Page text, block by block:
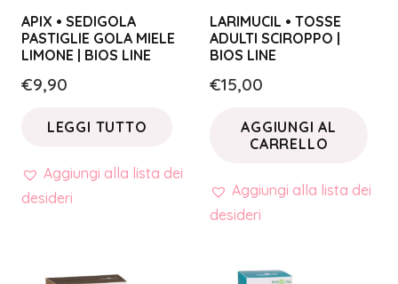
APIX • SEDIGOLA
PASTIGLIE GOLA MIELE
LIMONE | BIOS LINE
€9,90
LEGGI TUTTO
Aggiungi alla lista dei
desideri
LARIMUCIL • TOSSE
ADULTI SCIROPPO |
BIOS LINE
€15,00
AGGIUNGI AL
CARRELLO
Aggiungi alla lista dei
desideri